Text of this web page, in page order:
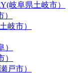
岐阜県土岐市）
岐市）
戸市）